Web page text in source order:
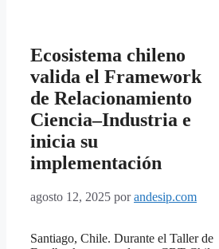
Ecosistema chileno
valida el Framework
de Relacionamiento
Ciencia–Industria e
inicia su
implementación
agosto 12, 2025 porandesip.com
Santiago, Chile. Durante el Taller de